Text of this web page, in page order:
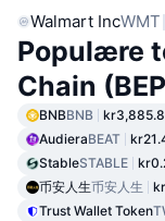
Walmart IncWMT
Populære
Chain
BNBBNB
AudieraBEAT
StableSTABLE
币安人生币安人生
Trust Wallet Token